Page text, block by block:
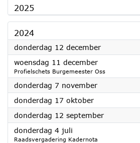
2025
2024
donderdag 12 december2024
woensdag 11 december2024
Profielschets Burgemeester Oss
donderdag 7 november2024
donderdag 17 oktober2024
donderdag 12 september2024
donderdag 4 juli
Raadsvergadering Kadernota